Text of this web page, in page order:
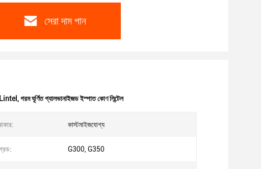
সেরা দাম পান
Lintel,গরম ঘূর্ণিত গ্যালভানাইজড ইস্পাত কোণ লিন্টেল
কাস্টমাইজযোগ্য
G300, G350